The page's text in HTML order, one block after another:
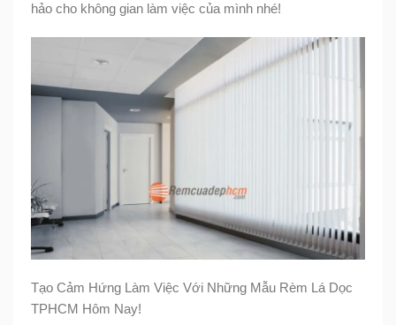
hảo cho không gian làm việc của mình nhé!
Tạo Cảm Hứng Làm Việc Với Những Mẫu Rèm Lá Dọc
TPHCM Hôm Nay!